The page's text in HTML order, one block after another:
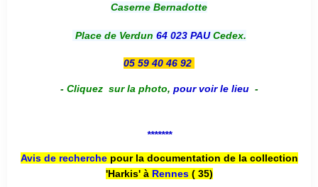
Caserne Bernadotte
Place de Verdun 64 023 PAUCedex.
05 59 40 46 92
- Cliquez sur la photo, pour voir le lieu -
*******
Avis de recherche pour la documentation de la collection
'Harkis' à Rennes( 35)